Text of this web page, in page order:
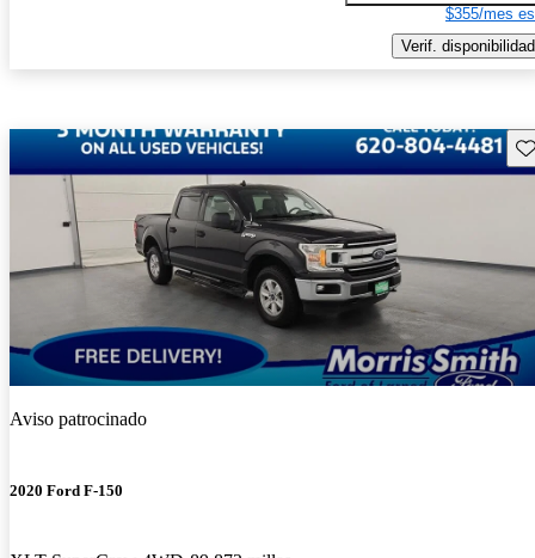
$355/mes
Verif. disponibilidad
Aviso patrocinado
2020 Ford F-150